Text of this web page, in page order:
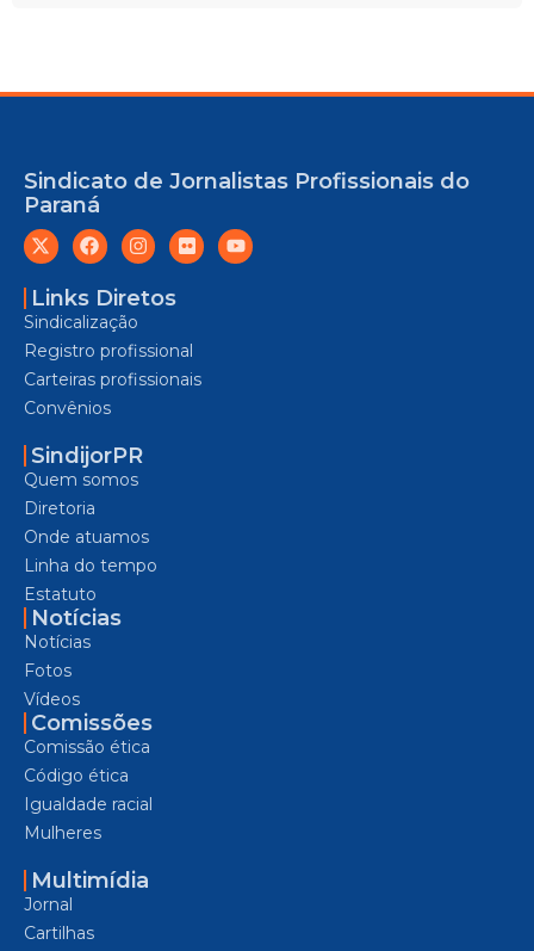
Sindicato de Jornalistas Profissionais do
Paraná
Links Diretos
Sindicalização
Registro profissional
Carteiras profissionais
Convênios
SindijorPR
Quem somos
Diretoria
Onde atuamos
Linha do tempo
Estatuto
Notícias
Notícias
Fotos
Vídeos
Comissões
Comissão ética
Código ética
Igualdade racial
Mulheres
Multimídia
Jornal
Cartilhas